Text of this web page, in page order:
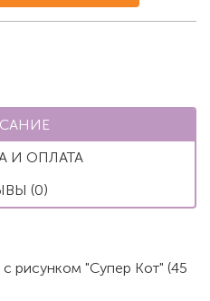
И ОПЛАТА
(0)
рисунком "Супер Кот" (45